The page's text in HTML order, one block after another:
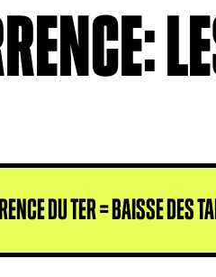
DU TER = BAISSE DES
concurrence du